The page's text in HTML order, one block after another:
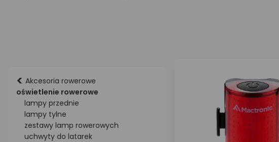
< Akcesoria rowerowe
oświetlenie rowerowe
lampy przednie
lampy tylne
zestawy lamp rowerowych
uchwyty do latarek